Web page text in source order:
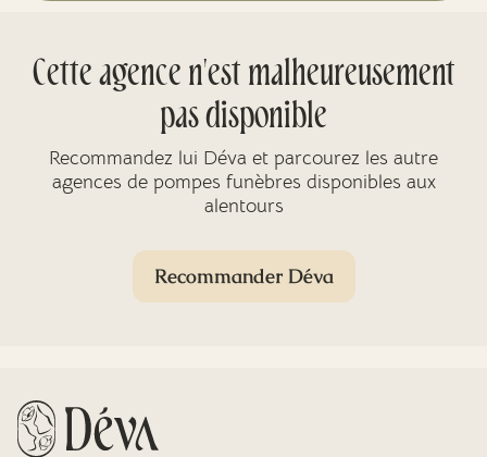
Cette agence n'est malheureusement
pas disponible
Recommandez lui Déva et parcourez les autre
agences de pompes funèbres disponibles aux
alentours
Recommander Déva